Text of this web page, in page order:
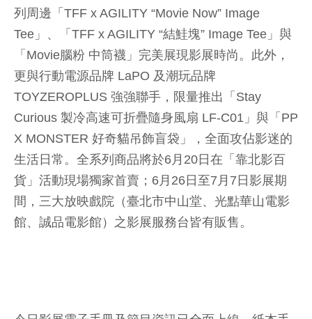
列周邊「TFF x AGILITY “Movie Now” Image
Tee」、「TFF x AGILITY “結鮭塊” Image Tee」與
「Movie腦粉 中筒襪」完美展現影展時尚。此外，
更與行動電源品牌 LaPO 及潮玩品牌
TOYZEROPLUS 強強聯手，限量推出「Stay
Curious 製冷高速可折疊隨身風扇 LF-C01」與「PP
X MONSTER 好奇貓吊飾盲袋」，全面攻佔影迷的
生活日常。全系列商品將於6月20日在「靠北影百
貨」活動現場獨家首賣；6月26日至7月7日影展期
間，三大放映戲院（臺北市中山堂、光點華山電影
館、誠品電影館）之影展服務台皆有販售。